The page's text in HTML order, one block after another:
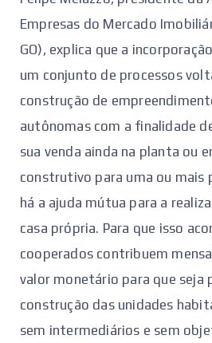
Empresas do Mercado
GO), explica que a
um conjunto de processos
construção de
autônomas com a finalidade
sua venda ainda na planta ou
construtivo para uma ou mais
há a ajuda mútua para a
casa própria. Para que isso
cooperados contribuem
valor monetário para que seja
construção das unidades
sem intermediários e sem